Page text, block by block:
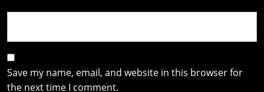
Save my name, email, and website in this browser for
the next time I comment.